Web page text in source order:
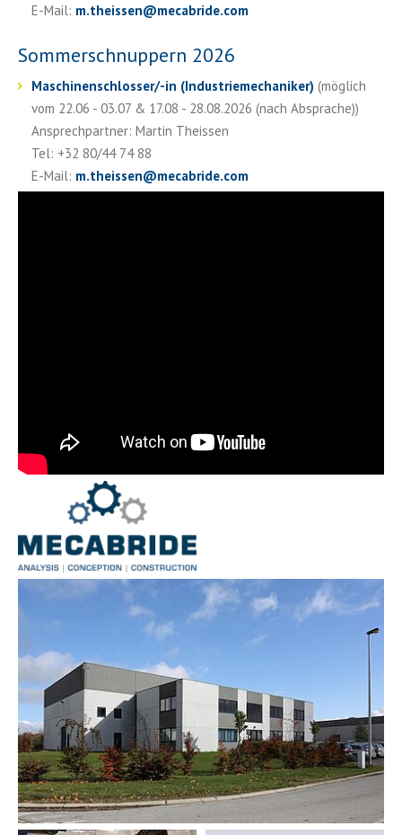
E-Mail: m.theissen@mecabride.com
Sommerschnuppern 2026
Maschinenschlosser/-in (Industriemechaniker) (möglich
vom 22.06 - 03.07 & 17.08 - 28.08.2026 (nach Absprache))
Ansprechpartner: Martin Theissen
Tel: +32 80/44 74 88
E-Mail: m.theissen@mecabride.com